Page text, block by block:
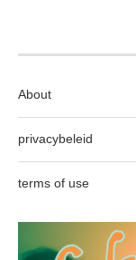
About
privacybeleid
terms of use